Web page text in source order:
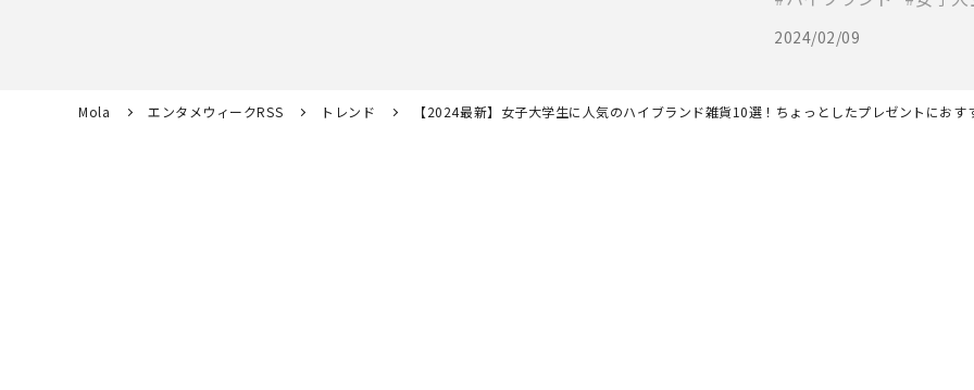
2024/02/09
Mola エンタメウィークRSS トレンド 【2024最新】女子大学生に人気のハイブランド雑貨10選！ちょっとしたプレゼントにおす